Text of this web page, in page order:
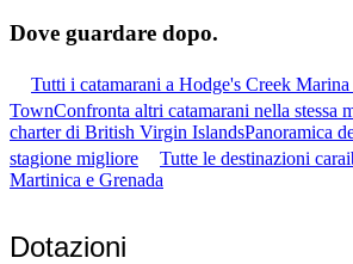
Dove guardare dopo.
Tutti i catamarani a Hodge's Creek Marina
TownConfronta altri catamarani nella stessa
charter di British Virgin IslandsPanoramica
stagione migliore
Tutte le destinazioni
Martinica e Grenada
Dotazioni